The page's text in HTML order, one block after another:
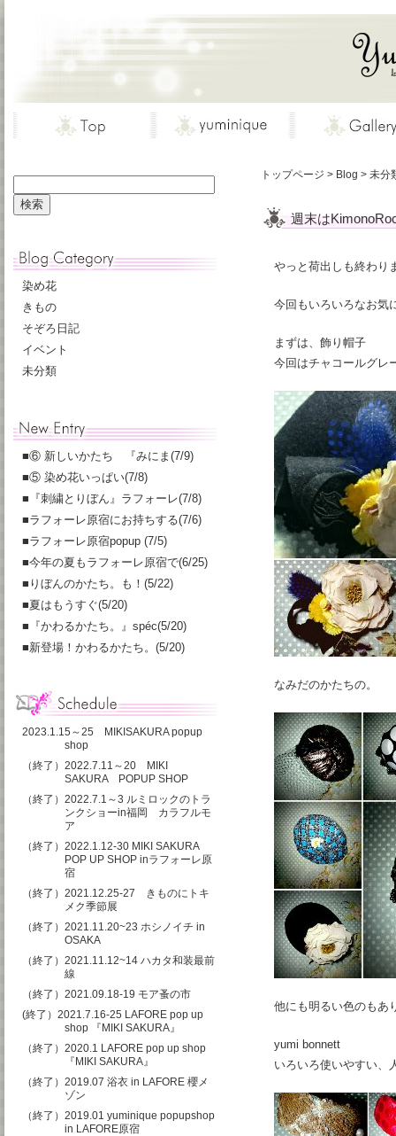
トップページ > Blog > 未分
週末は
やっと荷出しも終わり
今回もいろいろなお気
まずは、飾り帽子
今回はチャコールグレ
なみだのかたちの。
他にも明るい色のもあ
yumi bonnett
いろいろ使いやすい、
染め花
きもの
そぞろ日記
イベント
未分類
■⑥ 新しいかたち 『みにま(7/9)
■⑤ 染め花いっぱい(7/8)
■ 『刺繍とりぼん』ラフォーレ(7/8)
■ラフォーレ原宿にお持ちする(7/6)
■ラフォーレ原宿popup (7/5)
■今年の夏もラフォーレ原宿で(6/25)
■ りぼんのかたち。も！(5/22)
■夏はもうすぐ(5/20)
■ 『かわるかたち。』spéc(5/20)
■新登場！かわるかたち。(5/20)
2023.1.15～25 MIKISAKURA popup
shop
（終了）2022.7.11～20 MIKI
SAKURA POPUP SHOP
（終了）2022.7.1～3 ルミロックのトラ
ンクショーin福岡 カラフルモ
ア
（終了）2022.1.12-30 MIKI SAKURA
POP UP SHOP inラフォーレ原
宿
（終了）2021.12.25-27 きものにトキ
メク季節展
（終了）2021.11.20~23 ホシノイチ in
OSAKA
（終了）2021.11.12~14 ハカタ和装最前
線
（終了）2021.09.18-19 モア蚤の市
(終了）2021.7.16-25 LAFORE pop up
shop 『MIKI SAKURA』
（終了）2020.1 LAFORE pop up shop
『MIKI SAKURA』
（終了）2019.07 浴衣 in LAFORE 櫻メ
ゾン
（終了）2019.01 yuminique popupshop
in LAFORE原宿